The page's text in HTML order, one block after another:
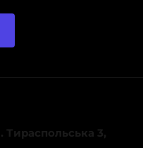
Тираспольська 3,